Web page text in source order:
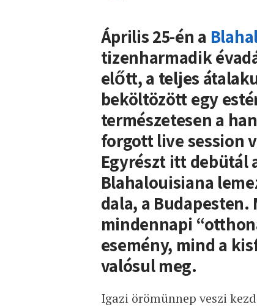
A kulisszák mögé
Április 25-én a
tizenharmadik
előtt, a teljes
beköltözött egy
természetesen a
forgott live session
Egyrészt itt debütál
Blahalouisiana
dala, a Budapesten.
mindennapi
esemény, mind a
valósul meg.
Igazi örömünnep veszi